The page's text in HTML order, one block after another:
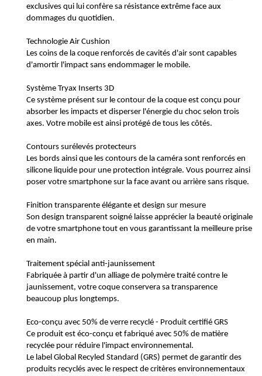
exclusives qui lui confère sa résistance extrême face aux
dommages du quotidien.
Technologie Air Cushion
Les coins de la coque renforcés de cavités d'air sont capables
d'amortir l'impact sans endommager le mobile.
Système Tryax Inserts 3D
Ce système présent sur le contour de la coque est conçu pour
absorber les impacts et disperser l'énergie du choc selon trois
axes. Votre mobile est ainsi protégé de tous les côtés.
Contours surélevés protecteurs
Les bords ainsi que les contours de la caméra sont renforcés en
silicone liquide pour une protection intégrale. Vous pourrez ainsi
poser votre smartphone sur la face avant ou arrière sans risque.
Finition transparente élégante et design sur mesure
Son design transparent soigné laisse apprécier la beauté originale
de votre smartphone tout en vous garantissant la meilleure prise
en main.
Traitement spécial anti-jaunissement
Fabriquée à partir d'un alliage de polymère traité contre le
jaunissement, votre coque conservera sa transparence
beaucoup plus longtemps.
Eco-conçu avec 50% de verre recyclé - Produit certifié GRS
Ce produit est éco-conçu et fabriqué avec 50% de matière
recyclée pour réduire l'impact environnemental.
Le label Global Recyled Standard (GRS) permet de garantir des
produits recyclés avec le respect de critères environnementaux